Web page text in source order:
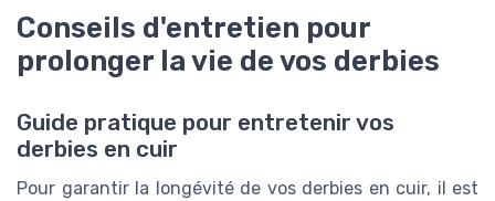
Conseils d'entretien pour
prolonger la vie de vos derbies
Guide pratique pour entretenir vos
derbies en cuir
Pour garantir la longévité de vos derbies en cuir, il est